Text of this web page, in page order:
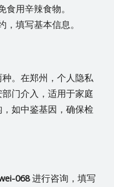
用辛辣食物。
填写基本信息。
。在郑州，个人隐私
门介入，适用于家庭
如中鉴基因，确保检
068进行咨询，填写